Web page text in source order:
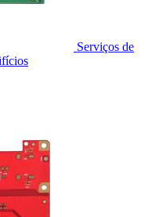
Serviços de